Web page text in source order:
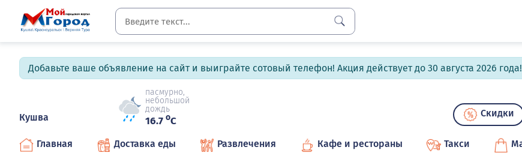
Добавьте ваше объявление на сайт и выиграйте сотовый телефон! Акция действует до 30 августа 2026 года!
Кушва
пасмурно,
небольшой
дождь
16.7 oC
Скидки
Главная Доставка еды Развлечения Кафе и рестораны Такси